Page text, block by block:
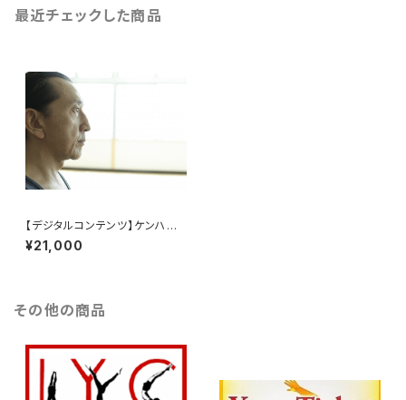
最近チェックした商品
【デジタルコンテンツ】ケンハラ
クマ早朝マイソールパス
¥21,000
その他の商品